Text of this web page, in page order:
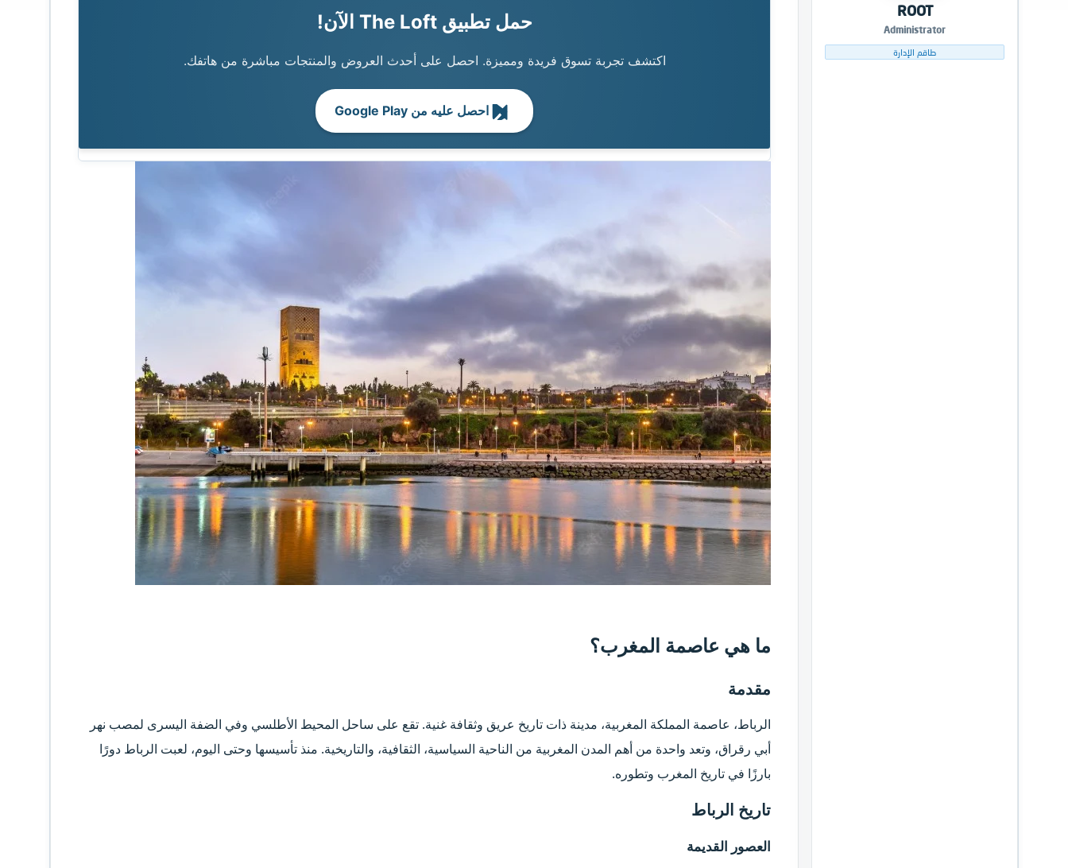
ROOT
Administrator
طاقم الإدارة
حمل تطبيق The Loft الآن!
اكتشف تجربة تسوق فريدة ومميزة. احصل على أحدث العروض والمنتجات مباشرة من هاتفك.
احصل عليه من Google Play
ما هي عاصمة المغرب؟​
مقدمة​
الرباط، عاصمة المملكة المغربية، مدينة ذات تاريخ عريق وثقافة غنية. تقع على ساحل المحيط الأطلسي وفي الضفة اليسرى لمصب نهر
أبي رقراق، وتعد واحدة من أهم المدن المغربية من الناحية السياسية، الثقافية، والتاريخية. منذ تأسيسها وحتى اليوم، لعبت الرباط دورًا
بارزًا في تاريخ المغرب وتطوره.
تاريخ الرباط​
العصور القديمة​